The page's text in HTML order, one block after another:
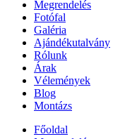
Megrendelés
Fotófal
Galéria
Ajándékutalvány
Rólunk
Árak
Vélemények
Blog
Montázs
Főoldal